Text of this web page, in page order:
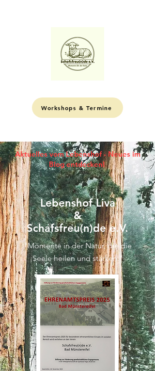
Workshops & Termine
Aktuelles vom Lebenshof - Neues im
Blog entdecken!
Lebenshof Liva
&
Schafsfreu(n)de e.V.
"Momente in der Natur, die die
Seele heilen und stärken."